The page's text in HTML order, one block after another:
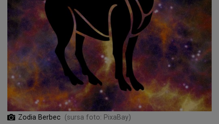
Zodia Berbec (sursa foto: PixaBay)